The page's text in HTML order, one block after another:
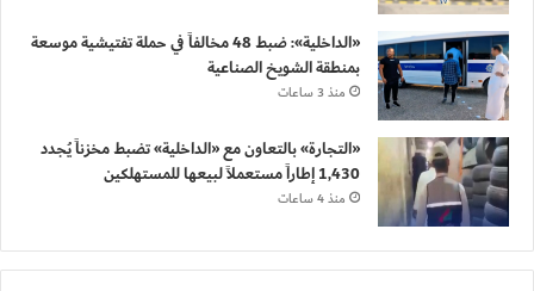
«الداخلية»: ضبط 48 مخالفاً في حملة تفتيشية موسعة
بمنطقة الشويخ الصناعية
منذ 3 ساعات
«التجارة» بالتعاون مع «الداخلية» تضبط مخزناً يُجدد
1,430 إطاراً مستعملاً لبيعها للمستهلكين
منذ 4 ساعات